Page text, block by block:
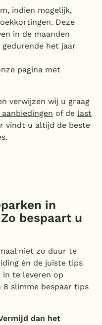
indien mogelijk,
Deze
in de maanden
het jaar
pagina met
verwijzen wij u graag
of de last
vindt u altijd de beste
in
bespaart u
niet zo duur te
én de juiste tips
te leveren op
slimme bespaar tips
dan het